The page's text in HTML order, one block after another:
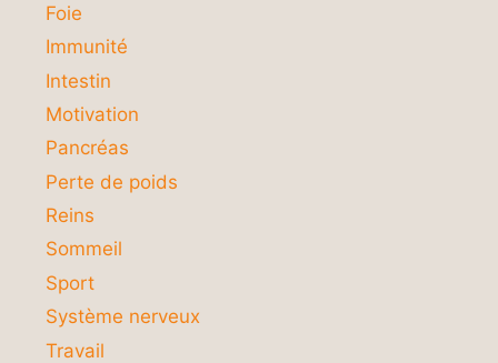
Foie
Immunité
Intestin
Motivation
Pancréas
Perte de poids
Reins
Sommeil
Sport
Système nerveux
Travail